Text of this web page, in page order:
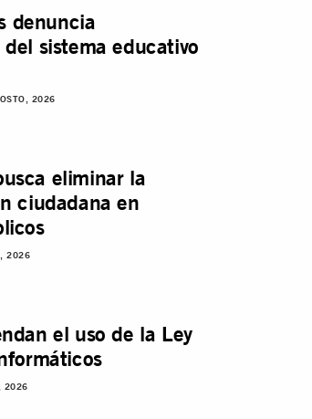
denuncia
sistema educativo
2026
eliminar la
ciudadana en
2026
el uso de la Ley
2026